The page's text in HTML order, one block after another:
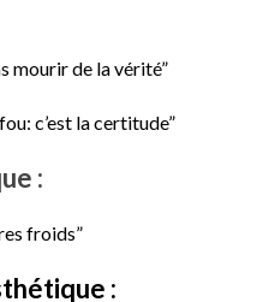
mourir de la vérité”
c’est la certitude”
:
froids”
: